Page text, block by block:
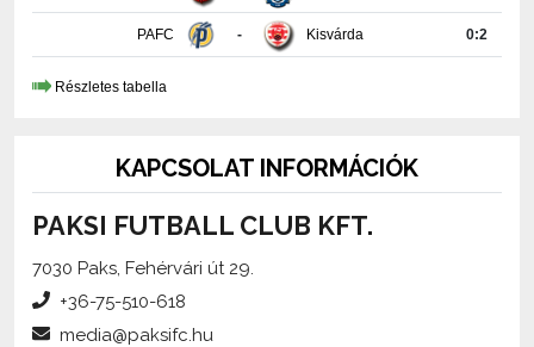
PAFC - Kisvárda 0:2
Részletes tabella
KAPCSOLAT INFORMÁCIÓK
PAKSI FUTBALL CLUB KFT.
7030 Paks, Fehérvári út 29.
+36-75-510-618
media@paksifc.hu